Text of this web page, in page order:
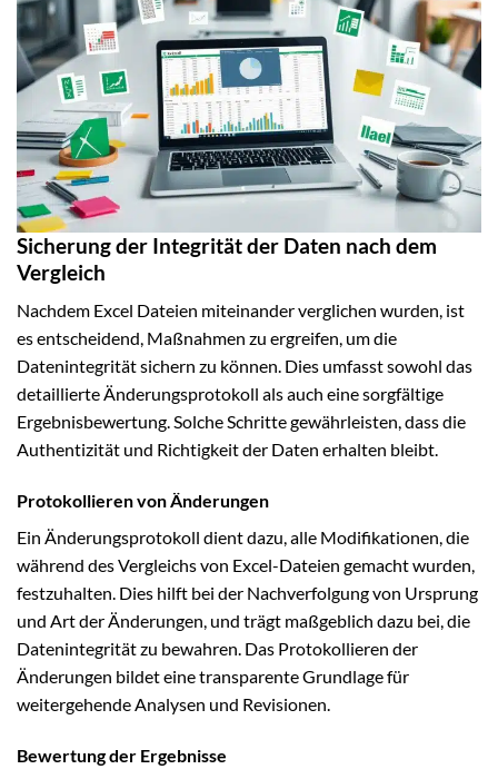
Sicherung der Integrität der Daten nach dem
Vergleich
Nachdem Excel Dateien miteinander verglichen wurden, ist
es entscheidend, Maßnahmen zu ergreifen, um die
Datenintegrität sichern zu können. Dies umfasst sowohl das
detaillierte Änderungsprotokoll als auch eine sorgfältige
Ergebnisbewertung. Solche Schritte gewährleisten, dass die
Authentizität und Richtigkeit der Daten erhalten bleibt.
Protokollieren von Änderungen
Ein Änderungsprotokoll dient dazu, alle Modifikationen, die
während des Vergleichs von Excel-Dateien gemacht wurden,
festzuhalten. Dies hilft bei der Nachverfolgung von Ursprung
und Art der Änderungen, und trägt maßgeblich dazu bei, die
Datenintegrität zu bewahren. Das Protokollieren der
Änderungen bildet eine transparente Grundlage für
weitergehende Analysen und Revisionen.
Bewertung der Ergebnisse